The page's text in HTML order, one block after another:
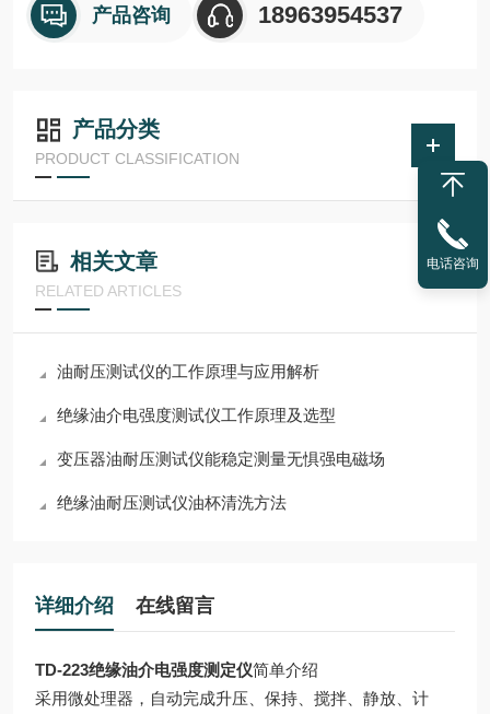
产品咨询 18963954537
产品分类
PRODUCT CLASSIFICATION
相关文章
RELATED ARTICLES
油耐压测试仪的工作原理与应用解析
绝缘油介电强度测试仪工作原理及选型
变压器油耐压测试仪能稳定测量无惧强电磁场
绝缘油耐压测试仪油杯清洗方法
详细介绍 在线留言
TD-223绝缘油介电强度测定仪简单介绍
采用微处理器，自动完成升压、保持、搅拌、静放、计
电话咨询